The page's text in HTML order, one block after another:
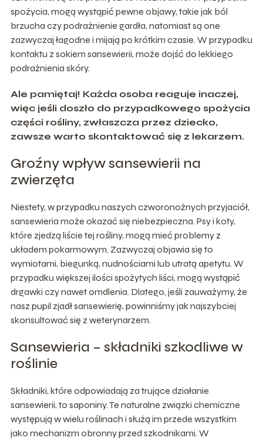
spożycia, mogą wystąpić pewne objawy, takie jak ból
brzucha czy podrażnienie gardła, natomiast są one
zazwyczaj łagodne i mijają po krótkim czasie. W przypadku
kontaktu z sokiem sansewierii, może dojść do lekkiego
podrażnienia skóry.
Ale pamiętaj! Każda osoba reaguje inaczej,
więc jeśli doszło do przypadkowego spożycia
części rośliny, zwłaszcza przez dziecko,
zawsze warto skontaktować się z lekarzem.
Groźny wpływ sansewierii na
zwierzęta
Niestety, w przypadku naszych czworonożnych przyjaciół,
sansewieria może okazać się niebezpieczna. Psy i koty,
które zjedzą liście tej rośliny, mogą mieć problemy z
układem pokarmowym. Zazwyczaj objawia się to
wymiotami, biegunką, nudnościami lub utratą apetytu. W
przypadku większej ilości spożytych liści, mogą wystąpić
drgawki czy nawet omdlenia. Dlatego, jeśli zauważymy, że
nasz pupil zjadł sansewierię, powinniśmy jak najszybciej
skonsultować się z weterynarzem.
Sansewieria – składniki szkodliwe w
roślinie
Składniki, które odpowiadają za trujące działanie
sansewierii, to saponiny. Te naturalne związki chemiczne
występują w wielu roślinach i służą im przede wszystkim
jako mechanizm obronny przed szkodnikami. W